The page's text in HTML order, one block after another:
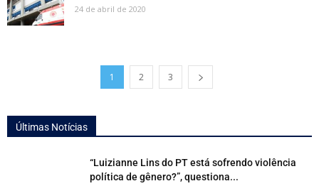
24 de abril de 2020
1 2 3
Últimas Notícias
“Luizianne Lins do PT está sofrendo violência
política de gênero?”, questiona...